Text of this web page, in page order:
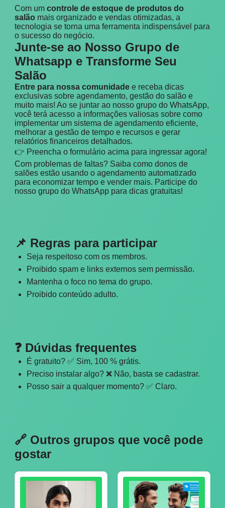
Com um controle de estoque de produtos do
salão mais organizado e vendas otimizadas, a
tecnologia se torna uma ferramenta indispensável para
o sucesso do negócio.
Junte-se ao Nosso Grupo de
Whatsapp e Transforme Seu
Salão
Entre para nossa comunidadee receba dicas
exclusivas sobre agendamento, gestão do salão e
muito mais! Ao se juntar ao nosso grupo do WhatsApp,
você terá acesso a informações valiosas sobre como
implementar um sistema de agendamento eficiente,
melhorar a gestão de tempo e recursos e gerar
relatórios financeiros detalhados.
👉 Preencha o formulário acima para ingressar agora!
Com problemas de faltas? Saiba como donos de
salões estão usando o agendamento automatizado
para economizar tempo e vender mais. Participe do
nosso grupo do WhatsApp para dicas gratuitas!
📌 Regras para participar
Seja respeitoso com os membros.
Proibido spam e links externos sem permissão.
Mantenha o foco no tema do grupo.
Proibido conteúdo adulto.
❓ Dúvidas frequentes
É gratuito? ✅ Sim, 100 % grátis.
Preciso instalar algo? ❌ Não, basta se cadastrar.
Posso sair a qualquer momento? ✅ Claro.
🔗 Outros grupos que você pode
gostar